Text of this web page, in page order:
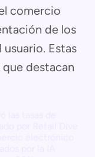
comercio
de los
Estas
destacan